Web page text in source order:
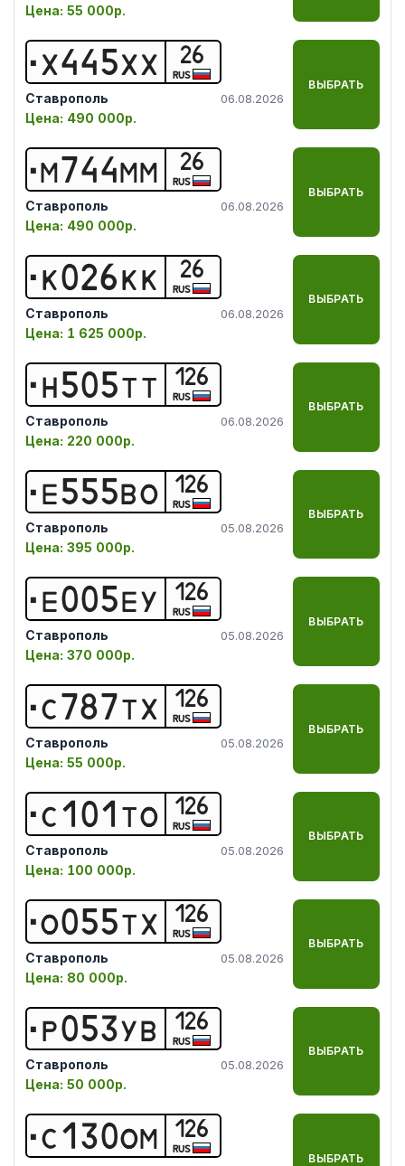
Цена: 55 000р.
Н505ТТ 126
RUS
Ставрополь 06.08.2026
Цена: 220 000р.
ВЫБРАТЬ
С 1 01 ТО 126
RUS
Ставрополь 05.08.2026
Цена: 100 000р.
ВЫБРАТЬ
Х445ХХ 26
RUS
Ставрополь 06.08.2026
Цена: 490 000р.
ВЫБРАТЬ
Е555ВО 126
RUS
Ставрополь 05.08.2026
Цена: 395 000р.
ВЫБРАТЬ
О055ТХ 126
RUS
Ставрополь 05.08.2026
Цена: 80 000р.
ВЫБРАТЬ
М744ММ 26
RUS
Ставрополь 06.08.2026
Цена: 490 000р.
ВЫБРАТЬ
Е005ЕУ 126
RUS
Ставрополь 05.08.2026
Цена: 370 000р.
ВЫБРАТЬ
Р053УВ 126
RUS
Ставрополь 05.08.2026
Цена: 50 000р.
ВЫБРАТЬ
К026КК 26
RUS
Ставрополь 06.08.2026
Цена: 1 625 000р.
ВЫБРАТЬ
С787ТХ 126
RUS
Ставрополь 05.08.2026
Цена: 55 000р.
ВЫБРАТЬ
С 1 30ОМ 126
RUS
ВЫБРАТЬ